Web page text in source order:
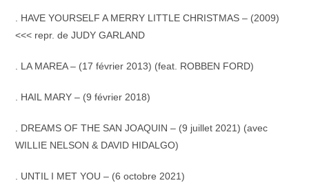
. HAVE YOURSELF A MERRY LITTLE CHRISTMAS – (2009)
<<< repr. de JUDY GARLAND
. LA MAREA – (17 février 2013) (feat. ROBBEN FORD)
. HAIL MARY – (9 février 2018)
. DREAMS OF THE SAN JOAQUIN – (9 juillet 2021) (avec
WILLIE NELSON & DAVID HIDALGO)
. UNTIL I MET YOU – (6 octobre 2021)